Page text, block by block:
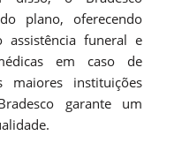
plano, oferecendo
assistência funeral e
em caso de
maiores instituições
garante um